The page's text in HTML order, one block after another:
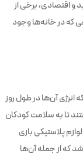
و اقتصادی، برخی از
که در خانه‌ها وجود
انرژی آن‌ها در طول روز
تا به سلامت کودکان
پلاستیکی بازی
که از جمله آن‌ها